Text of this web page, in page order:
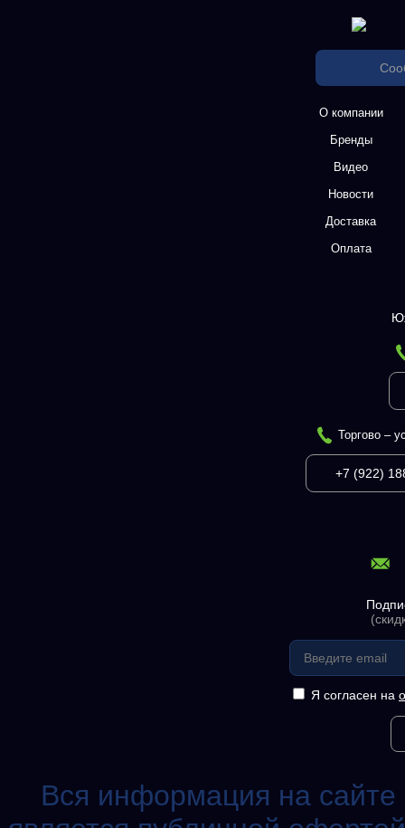
О компании
Бренды
Видео
Новости
Доставка
Оплата
Торгово –
+7 (922)
Я согласен на
Вся информация на сайте